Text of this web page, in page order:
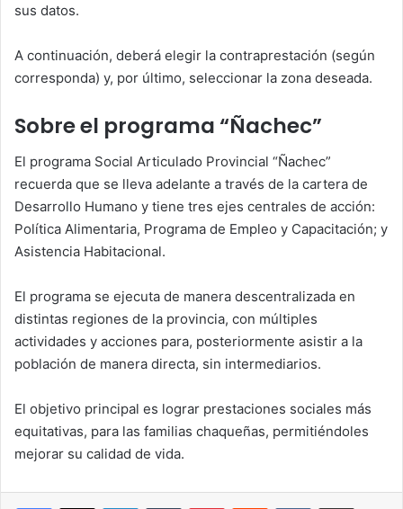
sus datos.
A continuación, deberá elegir la contraprestación (según
corresponda) y, por último, seleccionar la zona deseada.
Sobre el programa “Ñachec”
El programa Social Articulado Provincial “Ñachec”
recuerda que se lleva adelante a través de la cartera de
Desarrollo Humano y tiene tres ejes centrales de acción:
Política Alimentaria, Programa de Empleo y Capacitación; y
Asistencia Habitacional.
El programa se ejecuta de manera descentralizada en
distintas regiones de la provincia, con múltiples
actividades y acciones para, posteriormente asistir a la
población de manera directa, sin intermediarios.
El objetivo principal es lograr prestaciones sociales más
equitativas, para las familias chaqueñas, permitiéndoles
mejorar su calidad de vida.